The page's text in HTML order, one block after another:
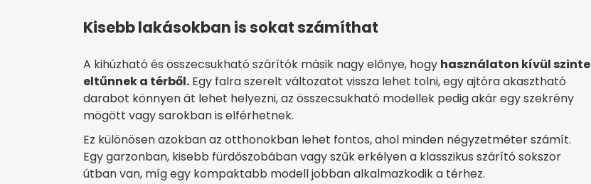
Kisebb lakásokban is sokat számíthat
A kihúzható és összecsukható szárítók másik nagy előnye, hogy használaton kívül szinte
eltűnnek a térből. Egy falra szerelt változatot vissza lehet tolni, egy ajtóra akasztható
darabot könnyen át lehet helyezni, az összecsukható modellek pedig akár egy szekrény
mögött vagy sarokban is elférhetnek.
Ez különösen azokban az otthonokban lehet fontos, ahol minden négyzetméter számít.
Egy garzonban, kisebb fürdőszobában vagy szűk erkélyen a klasszikus szárító sokszor
útban van, míg egy kompaktabb modell jobban alkalmazkodik a térhez.